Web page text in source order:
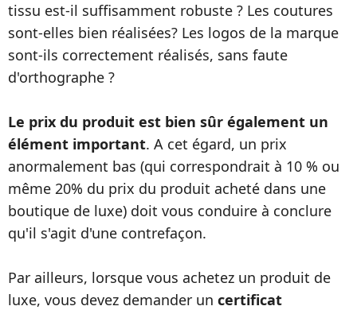
tissu est-il suffisamment robuste ? Les coutures
sont-elles bien réalisées? Les logos de la marque
sont-ils correctement réalisés, sans faute
d'orthographe ?
Le prix du produit est bien sûr également un
élément important. A cet égard, un prix
anormalement bas (qui correspondrait à 10 % ou
même 20% du prix du produit acheté dans une
boutique de luxe) doit vous conduire à conclure
qu'il s'agit d'une contrefaçon.
Par ailleurs, lorsque vous achetez un produit de
luxe, vous devez demander un certificat